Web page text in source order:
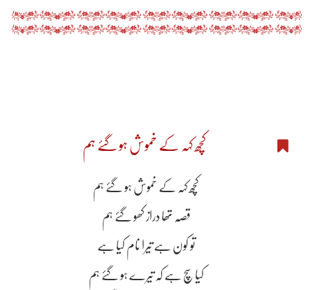
کچھ کہہ کے خموش ہو گۓ ہم
کچھ کہہ کے خموش ہو گۓ ہم
قصّہ تھا دراز کھو گۓ ہم
تو کون ہے تیرا نام کیا ہے
کیا سچ ہے کہ تیرے ہو گۓ ہم